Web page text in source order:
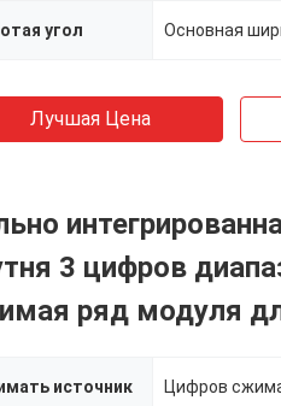
угол Основная
Лучшая Цена
3 цифров
ряд модуля
источник Цифров